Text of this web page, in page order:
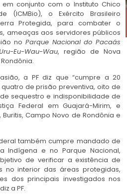
em conjunto com o Instituto Chico
(ICMBio), o Exército Brasileiro
Protegida, para combater o
ameaças aos servidores públicos
no Parque Nacional do Pacaás
Eu-Wau-Wau, região de Nova
a PF diz que “cumpre a 20
de prisão preventiva, oito de
sequestro e indisponibilidade de
Federal em Guajará-Mirim, e
Campo Novo de Rondônia e
também cumpre mandado de
Indígena e no Parque Nacional,
de verificar a existência de
no interior das áreas protegidas,
dos principais investigados nos
a PF.